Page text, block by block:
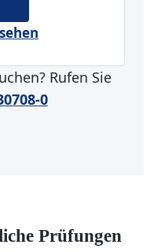
Rufen Sie
0
Prüfungen